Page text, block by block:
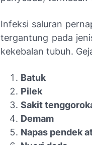
Infeksi saluran
tergantung pada
kekebalan tubuh.
Batuk
Pilek
Sakit
Demam
Napas pendek